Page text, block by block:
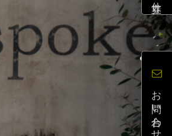
お問い合わせ